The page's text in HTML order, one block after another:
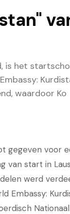
is het
waardoor Ko
gegeven voor
van start in
werd
Embassy:
Nationaal